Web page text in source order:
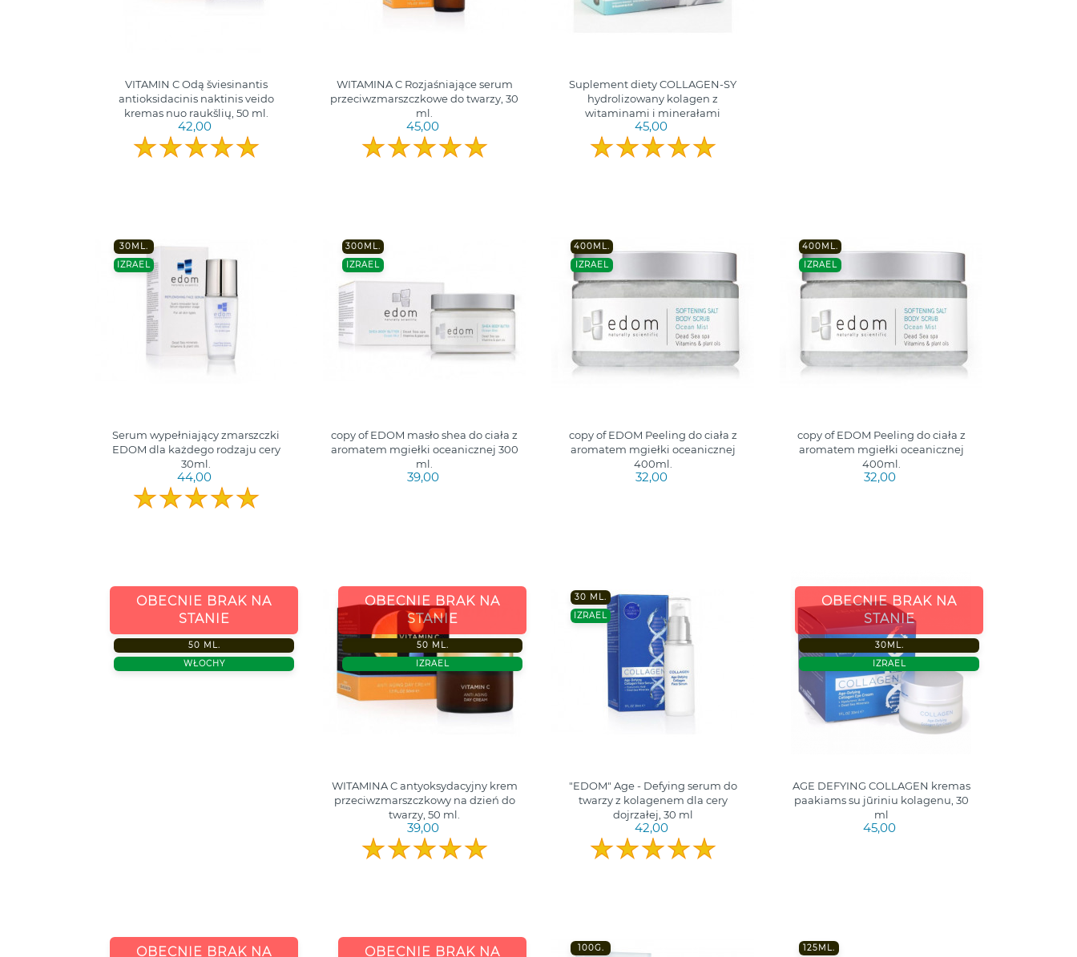
VITAMIN C Odą šviesinantis
antioksidacinis naktinis veido
kremas nuo raukšlių, 50 ml.
42,00
WITAMINA C Rozjaśniające serum
przeciwzmarszczkowe do twarzy, 30
ml.
45,00
Suplement diety COLLAGEN-SY
hydrolizowany kolagen z
witaminami i minerałami
45,00
30ML.
IZRAEL
Serum wypełniający zmarszczki
EDOM dla każdego rodzaju cery
30ml.
44,00
300ML.
IZRAEL
copy of EDOM masło shea do ciała z
aromatem mgiełki oceanicznej 300
ml.
39,00
400ML.
IZRAEL
copy of EDOM Peeling do ciała z
aromatem mgiełki oceanicznej
400ml.
32,00
400ML.
IZRAEL
copy of EDOM Peeling do ciała z
aromatem mgiełki oceanicznej
400ml.
32,00
OBECNIE BRAK NA
STANIE
50 ML.
WŁOCHY
45,00
OBECNIE BRAK NA
STANIE
50 ML.
IZRAEL
WITAMINA C antyoksydacyjny krem
przeciwzmarszczkowy na dzień do
twarzy, 50 ml.
39,00
30 ML.
IZRAEL
"EDOM" Age - Defying serum do
twarzy z kolagenem dla cery
dojrzałej, 30 ml
42,00
OBECNIE BRAK NA
STANIE
30ML.
IZRAEL
AGE DEFYING COLLAGEN kremas
paakiams su jūriniu kolagenu, 30
ml
45,00
OBECNIE BRAK NA OBECNIE BRAK NA 100G. 125ML.